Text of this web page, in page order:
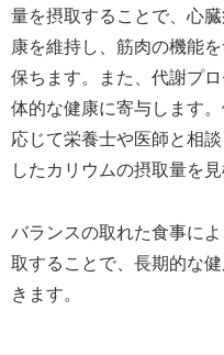
量を摂取することで、心
康を維持し、筋肉の機能
保ちます。また、代謝プ
体的な健康に寄与します
応じて栄養士や医師と相
したカリウムの摂取量を
バランスの取れた食事に
取することで、長期的な
きます。